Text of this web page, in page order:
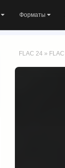
Форматы
FLAC 24 » FLAC